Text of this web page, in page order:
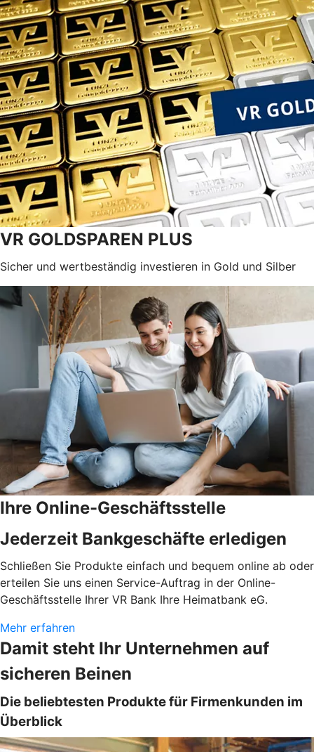
VR GOLDSPAREN PLUS
Sicher und wertbeständig investieren in Gold und Silber
Ihre Online-Geschäftsstelle
Jederzeit Bankgeschäfte erledigen
Schließen Sie Produkte einfach und bequem online ab oder
erteilen Sie uns einen Service-Auftrag in der Online-
Geschäftsstelle Ihrer VR Bank Ihre Heimatbank eG.
Mehr erfahren
Damit steht Ihr Unternehmen auf
sicheren Beinen
Die beliebtesten Produkte für Firmenkunden im
Überblick